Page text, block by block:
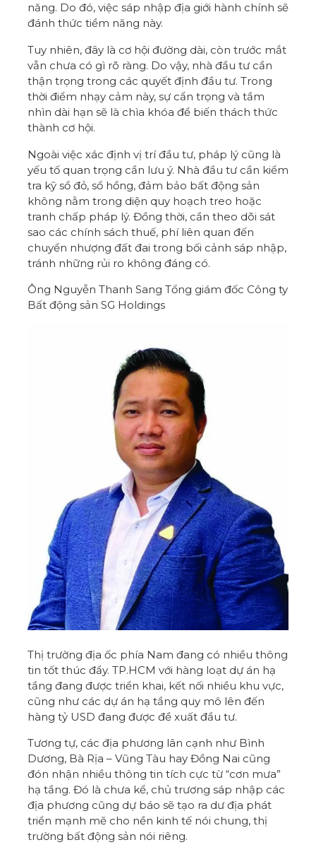
năng. Do đó, việc sáp nhập địa giới hành chính sẽ
đánh thức tiềm năng này.
Tuy nhiên, đây là cơ hội đường dài, còn trước mắt
vẫn chưa có gì rõ ràng. Do vậy, nhà đầu tư cần
thận trọng trong các quyết định đầu tư. Trong
thời điểm nhạy cảm này, sự cẩn trọng và tầm
nhìn dài hạn sẽ là chìa khóa để biến thách thức
thành cơ hội.
Ngoài việc xác định vị trí đầu tư, pháp lý cũng là
yếu tố quan trọng cần lưu ý. Nhà đầu tư cần kiểm
tra kỹ sổ đỏ, sổ hồng, đảm bảo bất động sản
không nằm trong diện quy hoạch treo hoặc
tranh chấp pháp lý. Đồng thời, cần theo dõi sát
sao các chính sách thuế, phí liên quan đến
chuyển nhượng đất đai trong bối cảnh sáp nhập,
tránh những rủi ro không đáng có.
Ông Nguyễn Thanh Sang Tổng giám đốc Công ty
Bất động sản SG Holdings
Thị trường địa ốc phía Nam đang có nhiều thông
tin tốt thúc đẩy. TP.HCM với hàng loạt dự án hạ
tầng đang được triển khai, kết nối nhiều khu vực,
cũng như các dự án hạ tầng quy mô lên đến
hàng tỷ USD đang được đề xuất đầu tư.
Tương tự, các địa phương lân cạnh như Bình
Dương, Bà Rịa – Vũng Tàu hay Đồng Nai cũng
đón nhận nhiều thông tin tích cực từ “cơn mưa”
hạ tầng. Đó là chưa kể, chủ trương sáp nhập các
địa phương cũng dự báo sẽ tạo ra dư địa phát
triển mạnh mẽ cho nền kinh tế nói chung, thị
trường bất động sản nói riêng.